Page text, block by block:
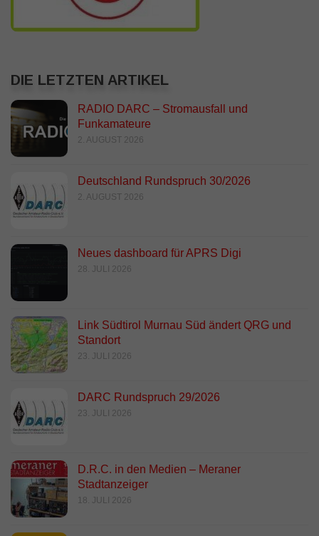
DIE LETZTEN ARTIKEL
RADIO DARC – Stromausfall und
Funkamateure
2. AUGUST 2026
Deutschland Rundspruch 30/2026
2. AUGUST 2026
Neues dashboard für APRS Digi
28. JULI 2026
Link Südtirol Murnau Süd ändert QRG und
Standort
23. JULI 2026
DARC Rundspruch 29/2026
23. JULI 2026
D.R.C. in den Medien – Meraner
Stadtanzeiger
18. JULI 2026